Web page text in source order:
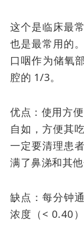
这个是临床最
也是最常用的
口咽作为储氧
腔的 1/3。
优点：使用方便
自如，方便其
一定要清理患
满了鼻涕和其
缺点：每分钟
浓度（< 0.40